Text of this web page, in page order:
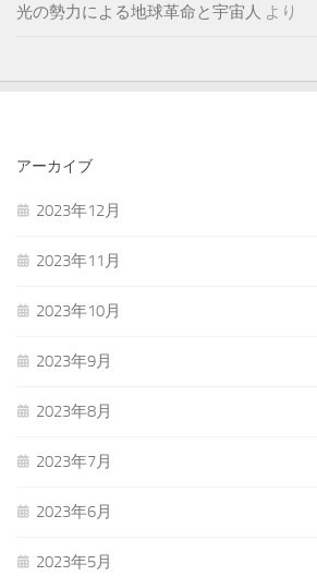
光の勢力による地球革命と宇宙人 より
アーカイブ
2023年12月
2023年11月
2023年10月
2023年9月
2023年8月
2023年7月
2023年6月
2023年5月